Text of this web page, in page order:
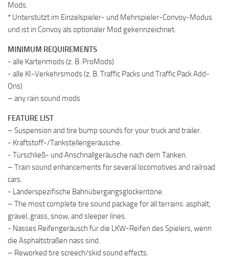
Mods.
* Unterstützt im Einzelspieler- und Mehrspieler-Convoy-Modus
und ist in Convoy als optionaler Mod gekennzeichnet.
MINIMUM REQUIREMENTS
- alle Kartenmods (z. B. ProMods)
- alle KI-Verkehrsmods (z. B. Traffic Packs und Traffic Pack Add-
Ons)
– any rain sound mods
FEATURE LIST
– Suspension and tire bump sounds for your truck and trailer.
- Kraftstoff-/Tankstellengeräusche.
- Türschließ- und Anschnallgeräusche nach dem Tanken.
– Train sound enhancements for several locomotives and railroad
cars.
- Länderspezifische Bahnübergangsglockentöne.
– The most complete tire sound package for all terrains: asphalt,
gravel, grass, snow, and sleeper lines.
- Nasses Reifengeräusch für die LKW-Reifen des Spielers, wenn
die Asphaltstraßen nass sind.
– Reworked tire screech/skid sound effects.